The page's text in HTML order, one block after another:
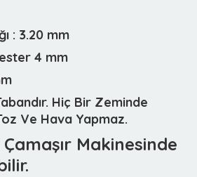
: 3.20 mm
4 mm
Hiç Bir Zeminde
Ve Hava Yapmaz.
Makinesinde